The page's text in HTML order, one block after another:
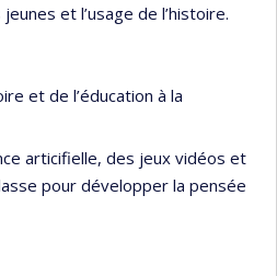
et l’usage de l’histoire.
et de l’éducation à la
articifielle, des jeux vidéos et
pour développer la pensée